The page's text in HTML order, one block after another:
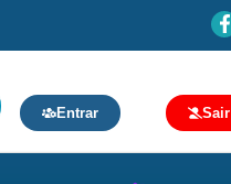
Entrar Sair